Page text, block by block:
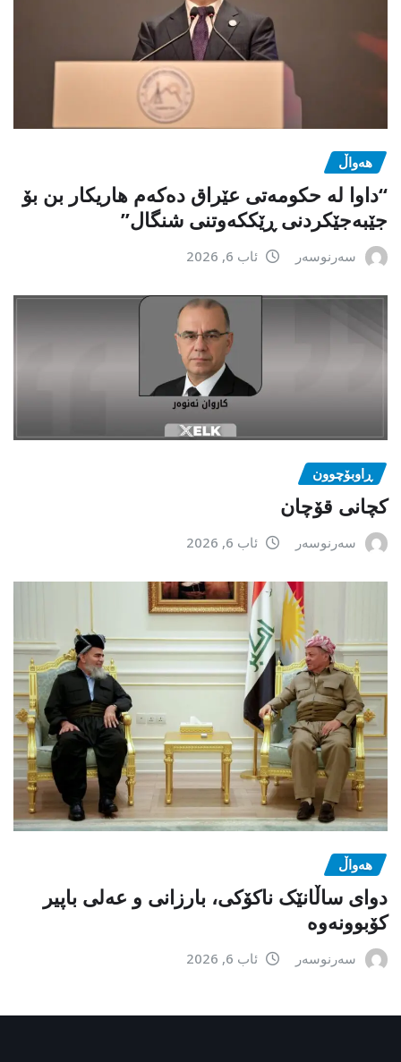
هەواڵ
“داوا لە حكومەتی عێراق دەكەم هاریكار بن بۆ
جێبەجێكردنی ڕێككەوتنی شنگال”
سەرنوسەر ئاب 6, 2026
ڕاوبۆچوون
کچانی قۆچان
سەرنوسەر ئاب 6, 2026
هەواڵ
دوای ساڵانێک ناکۆکی، بارزانی و عەلی باپیر
کۆبوونەوە
سەرنوسەر ئاب 6, 2026